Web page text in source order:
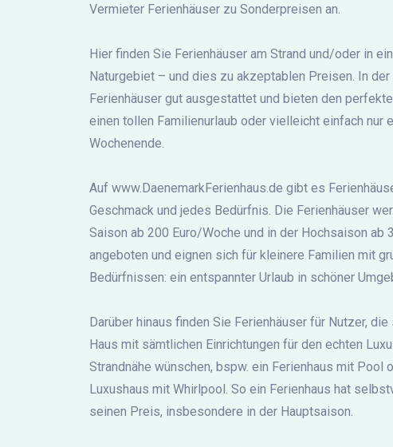
Vermieter Ferienhäuser zu Sonderpreisen an.
Hier finden Sie Ferienhäuser am Strand und/oder in
Naturgebiet – und dies zu akzeptablen Preisen. In
Ferienhäuser gut ausgestattet und bieten den
einen tollen Familienurlaub oder vielleicht einfach nur
Wochenende.
Auf www.DaenemarkFerienhaus.de gibt es
Geschmack und jedes Bedürfnis. Die Ferienhäuser
Saison ab 200 Euro/Woche und in der Hochsaison ab
angeboten und eignen sich für kleinere Familien mit
Bedürfnissen: ein entspannter Urlaub in schöner
Darüber hinaus finden Sie Ferienhäuser für Nutzer,
Haus mit sämtlichen Einrichtungen für den echten
Strandnähe wünschen, bspw. ein Ferienhaus mit Pool
Luxushaus mit Whirlpool. So ein Ferienhaus hat
seinen Preis, insbesondere in der Hauptsaison.